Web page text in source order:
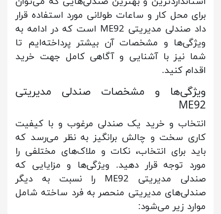
برای محل کار و ساعات طولانی مورد استفاده قرار
داد صندلی مدیریتی ME92 است که در ادامه به
ویژگی‌ها و مشخصات آن بیشتر پرداخته‌ایم تا
شما نیز با آشنایی و آگاهی کامل جهت خرید
اقدام کنید.
ویژگی‌ها و مشخصات صندلی مدیریتی
ME92
انتخاب و خرید یک صندلی مرغوب و با کیفیت
کاری سخت و چالش برانگیز به نظر می‌رسد که
باید برای انتخاب، نکات و ملاک‌های مختلفی را
مورد توجه قرار دهید. ویژگی‌ها و مزایایی که
صندلی مدیریتی ME92 را نسبت به دیگر
صندلی‌های مدیریتی منحصر به فرد ساخته شامل
موارد زیر می‌شود: